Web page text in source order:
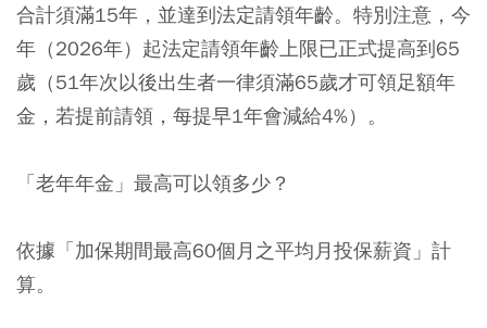
合計須滿15年，並達到法定請領年齡。特別注意，今
年（2026年）起法定請領年齡上限已正式提高到65
歲（51年次以後出生者一律須滿65歲才可領足額年
金，若提前請領，每提早1年會減給4%）。
「老年年金」最高可以領多少？
依據「加保期間最高60個月之平均月投保薪資」計
算。